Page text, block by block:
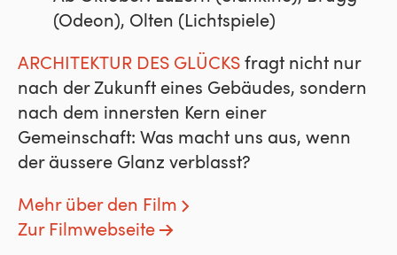
(Odeon), Olten (Lichtspiele)
ARCHITEKTUR DES GLÜCKS fragt nicht nur
nach der Zukunft eines Gebäudes, sondern
nach dem innersten Kern einer
Gemeinschaft: Was macht uns aus, wenn
der äussere Glanz verblasst?
Mehr über den Film
Zur Filmwebseite